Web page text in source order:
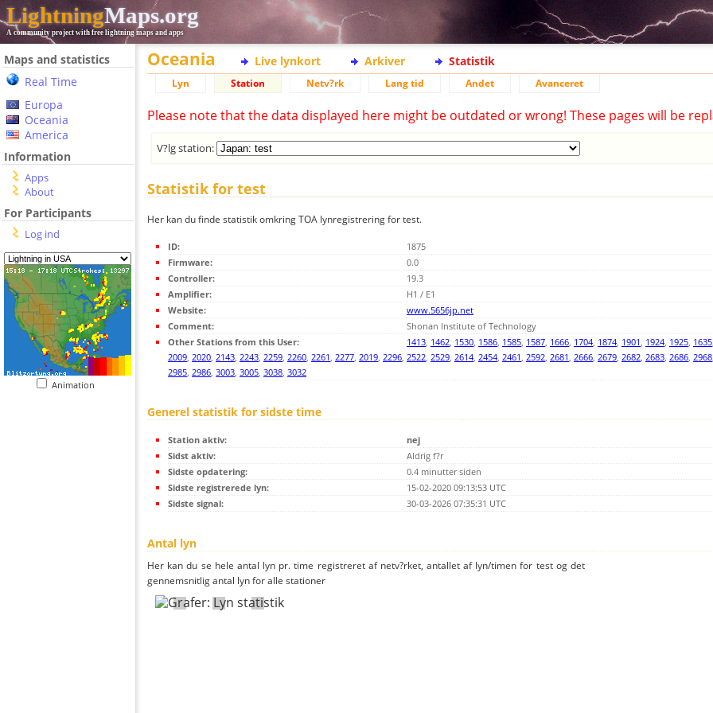
LightningMaps.org
A community project with free lightning maps and apps
Maps and statistics
Real Time
Europa
Oceania
America
Information
Apps
About
For Participants
Log ind
Animation
Oceania Live lynkort Arkiver Statistik
Lyn Station Netv?rk Lang tid Andet Avanceret
Please note that the data displayed here might be outdated or wrong! These pages will be
V?lg station:
Statistik for test
Her kan du finde statistik omkring TOA lynregistrering for test.
ID:
1875
Firmware:
0.0
Controller:
19.3
Amplifier:
H1 / E1
Website:
www.5656jp.net
Comment:
Shonan Institute of Technology
Other Stations from this User:
1413, 1462, 1530, 1586, 1585, 1587, 1666, 1704, 1874, 1901, 1924, 1925, 1635
2009, 2020, 2143, 2243, 2259, 2260, 2261, 2277, 2019, 2296, 2522, 2529, 2614, 2454, 2461, 2592, 2681, 2666, 2679, 2682, 2683, 2686, 2968
2985, 2986, 3003, 3005, 3038, 3032
Generel statistik for sidste time
Station aktiv:
nej
Sidst aktiv:
Aldrig f?r
Sidste opdatering:
0.4 minutter siden
Sidste registrerede lyn:
15-02-2020 09:13:53 UTC
Sidste signal:
30-03-2026 07:35:31 UTC
Antal lyn
Her kan du se hele antal lyn pr. time registreret af netv?rket, antallet af lyn/timen for test og det
gennemsnitlig antal lyn for alle stationer